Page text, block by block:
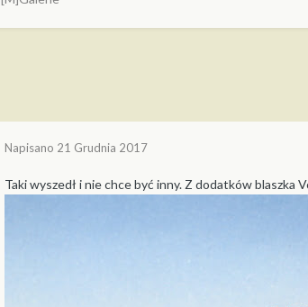
Napisano 21 Grudnia 2017
Taki wyszedł i nie chce być inny. Z dodatków blaszka